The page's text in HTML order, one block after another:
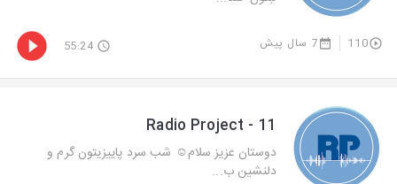
110 7 سال پیش 55:24
Radio Project - 11
دوستان عزيز سلام☺️ شب سرد پاييزيتون گرم و
دلنشين ب...